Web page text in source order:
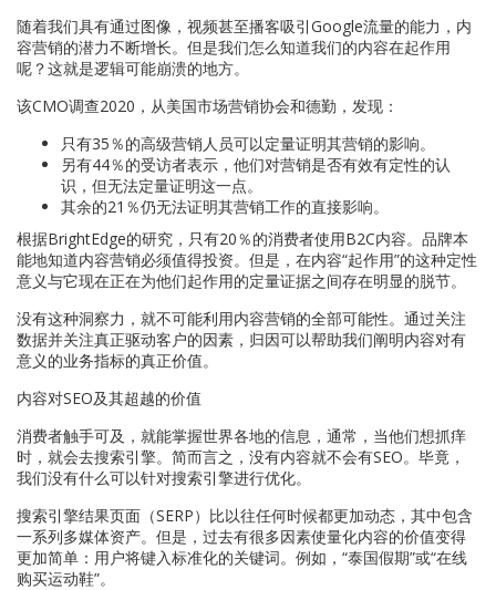
随着我们具有通过图像，视频甚至播客吸引Google流量的能力，内
容营销的潜力不断增长。但是我们怎么知道我们的内容在起作用
呢？这就是逻辑可能崩溃的地方。
该CMO调查2020，从美国市场营销协会和德勤，发现：
只有35％的高级营销人员可以定量证明其营销的影响。
另有44％的受访者表示，他们对营销是否有效有定性的认
识，但无法定量证明这一点。
其余的21％仍无法证明其营销工作的直接影响。
根据BrightEdge的研究，只有20％的消费者使用B2C内容。品牌本
能地知道内容营销必须值得投资。但是，在内容“起作用”的这种定性
意义与它现在正在为他们起作用的定量证据之间存在明显的脱节。
没有这种洞察力，就不可能利用内容营销的全部可能性。通过关注
数据并关注真正驱动客户的因素，归因可以帮助我们阐明内容对有
意义的业务指标的真正价值。
内容对SEO及其超越的价值
消费者触手可及，就能掌握世界各地的信息，通常，当他们想抓痒
时，就会去搜索引擎。简而言之，没有内容就不会有SEO。毕竟，
我们没有什么可以针对搜索引擎进行优化。
搜索引擎结果页面（SERP）比以往任何时候都更加动态，其中包含
一系列多媒体资产。但是，过去有很多因素使量化内容的价值变得
更加简单：用户将键入标准化的关键词。例如，“泰国假期”或“在线
购买运动鞋”。